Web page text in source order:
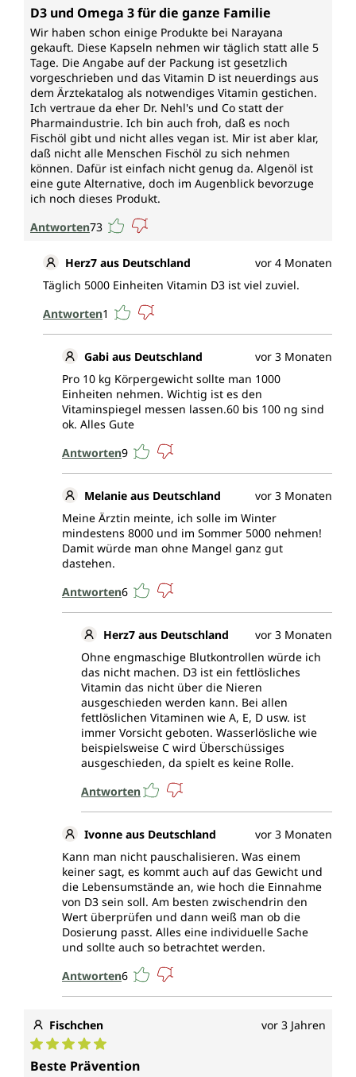
und hat eine Funktion bei der Zellteilung
Vitamin K (Menachinon)
trägt bei zur normalen Blutgerinnung und Erhaltung
normaler Knochen.
* Durch die Europäische Behörde für
Lebensmittelsicherheit zugelassene
gesundheitsbezogene Angaben
Jedes Glas enthält 90 Kapseln.
Ohne folgende Zusatzstoffe
D3+K2+Omega 3 Premium Softgelkapseln von
Unimedica sind, entsprechend gesetzlicher
Vorgaben, frei von Konservierungsstoffen, weiterhin
ohne Zusätze wie Farbstoffe, Stabilisatoren,
Trennmittel wie Magnesiumstearat und ohne
Gentechnik.
Durchschnittliche Bewertung von 5 von 5 Sternen
D3 und Omega 3 für die ganze Familie
Wir haben schon einige Produkte bei Narayana
gekauft. Diese Kapseln nehmen wir täglich statt alle 5
Tage. Die Angabe auf der Packung ist gesetzlich
vorgeschrieben und das Vitamin D ist neuerdings aus
dem Ärztekatalog als notwendiges Vitamin gestichen.
Ich vertraue da eher Dr. Nehl's und Co statt der
Pharmaindustrie. Ich bin auch froh, daß es noch
Fischöl gibt und nicht alles vegan ist. Mir ist aber klar,
daß nicht alle Menschen Fischöl zu sich nehmen
können. Dafür ist einfach nicht genug da. Algenöl ist
eine gute Alternative, doch im Augenblick bevorzuge
ich noch dieses Produkt.
Antworten73
Herz7 aus Deutschland
vor 4 Monaten
Täglich 5000 Einheiten Vitamin D3 ist viel zuviel.
Antworten1
Gabi aus Deutschland
vor 3 Monaten
Pro 10 kg Körpergewicht sollte man 1000
Einheiten nehmen. Wichtig ist es den
Vitaminspiegel messen lassen.60 bis 100 ng sind
ok. Alles Gute
Antworten9
Melanie aus Deutschland
vor 3 Monaten
Meine Ärztin meinte, ich solle im Winter
mindestens 8000 und im Sommer 5000 nehmen!
Damit würde man ohne Mangel ganz gut
dastehen.
Antworten6
Herz7 aus Deutschland
vor 3 Monaten
Ohne engmaschige Blutkontrollen würde ich
das nicht machen. D3 ist ein fettlösliches
Vitamin das nicht über die Nieren
ausgeschieden werden kann. Bei allen
fettlöslichen Vitaminen wie A, E, D usw. ist
immer Vorsicht geboten. Wasserlösliche wie
beispielsweise C wird Überschüssiges
ausgeschieden, da spielt es keine Rolle.
Antworten
Ivonne aus Deutschland
vor 3 Monaten
Kann man nicht pauschalisieren. Was einem
keiner sagt, es kommt auch auf das Gewicht und
die Lebensumstände an, wie hoch die Einnahme
von D3 sein soll. Am besten zwischendrin den
Wert überprüfen und dann weiß man ob die
Dosierung passt. Alles eine individuelle Sache
und sollte auch so betrachtet werden.
Antworten6
Fischchen vor 3 Jahren
Durchschnittliche Bewertung von 5 von 5 Sternen
Beste Prävention